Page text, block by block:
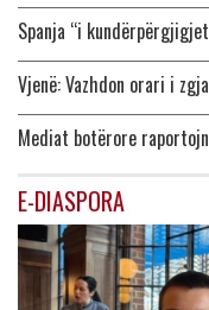
Spanja “i
Vjenë: Vazhdon orari i
Mediat botërore
E-DIASPORA